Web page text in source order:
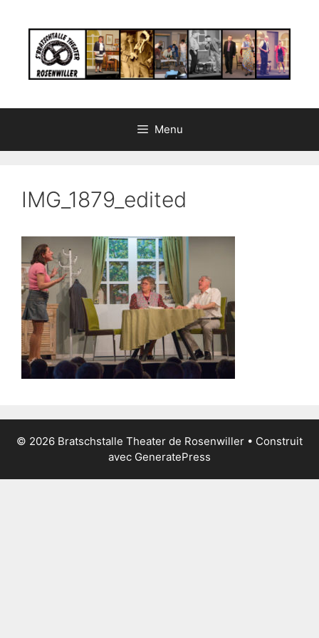
contenu
Menu
IMG_1879_edited
© 2026 Bratschstalle Theater de Rosenwiller • Construit
avec GeneratePress